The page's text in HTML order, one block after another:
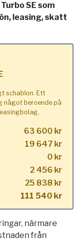
SE som
leasing, skatt
schablon. Ett
något beroende på
63 600 kr
19 647 kr
0 kr
2 456 kr
25 838 kr
111 540 kr
närmare
från